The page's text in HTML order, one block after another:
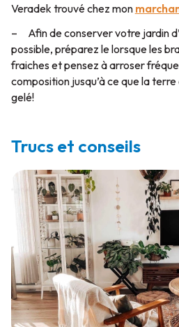
Veradek trouvé chez mon
– Afin de conserver votre jardin
possible, préparez le lorsque les
fraiches et pensez à arroser
composition jusqu’à ce que la
gelé!
Trucs et conseils